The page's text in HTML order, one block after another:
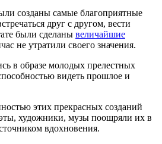
созданы самые благоприятные
друг с другом, вести
были сделаны величайшие
не утратили своего значения.
в образе молодых прелестных
видеть прошлое и
этих прекрасных созданий
художники, музы поощряли их в
вдохновения.